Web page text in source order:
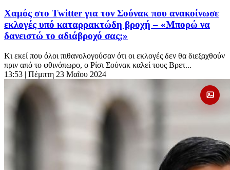
Χαμός στο Twitter για τον Σούνακ που ανακοίνωσε
εκλογές υπό καταρρακτώδη βροχή – «Μπορώ να
δανειστώ το αδιάβροχό σας;»
Κι εκεί που όλοι πιθανολογούσαν ότι οι εκλογές δεν θα διεξαχθούν
πριν από το φθινόπωρο, ο Ρίσι Σούνακ καλεί τους Βρετ...
13:53 | Πέμπτη 23 Μαΐου 2024